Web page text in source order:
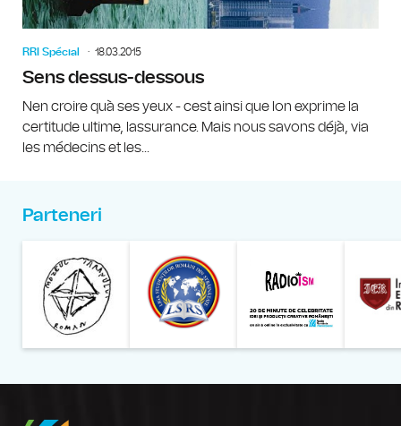
RRI Spécial 18.03.2015
Sens dessus-dessous
Nen croire quà ses yeux - cest ainsi que lon exprime la
certitude ultime, lassurance. Mais nous savons déjà, via
les médecins et les...
Parteneri